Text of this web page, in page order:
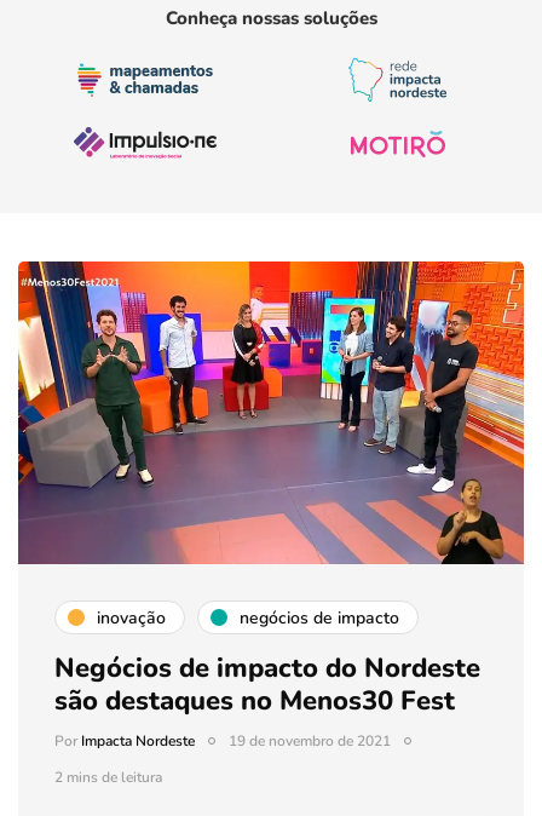
Conheça nossas soluções
inovação negócios de impacto
Negócios de impacto do Nordeste
são destaques no Menos30 Fest
PorImpacta Nordeste
19 de novembro de 2021
2 mins de leitura